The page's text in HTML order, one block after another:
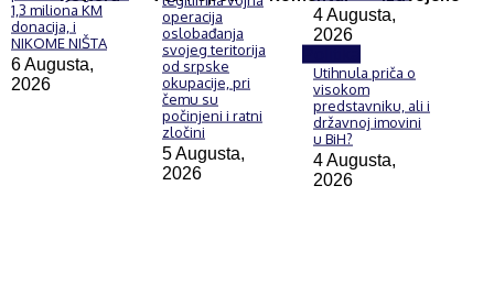
1,3 miliona KM
donacija, i
NIKOME NIŠTA
6 Augusta,
2026
operacija
oslobađanja
svojeg teritorija
od srpske
okupacije, pri
čemu su
počinjeni i ratni
zločini
5 Augusta,
2026
4 Augusta,
2026
Utihnula priča o
visokom
predstavniku, ali i
državnoj imovini
u BiH?
4 Augusta,
2026